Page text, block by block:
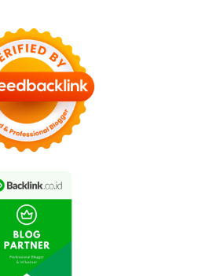
AION UT Pimpin
Penjualan Medium
Hatchback EV di
Indonesia pada Juni